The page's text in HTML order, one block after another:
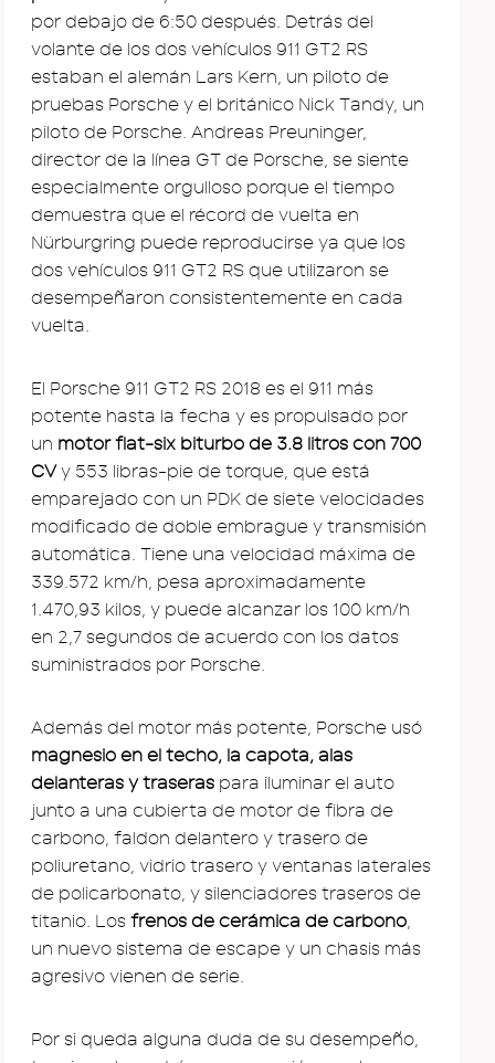
por debajo de 6:50 después. Detrás del
volante de los dos vehículos 911 GT2 RS
estaban el alemán Lars Kern, un piloto de
pruebas Porsche y el británico Nick Tandy, un
piloto de Porsche. Andreas Preuninger,
director de la línea GT de Porsche, se siente
especialmente orgulloso porque el tiempo
demuestra que el récord de vuelta en
Nürburgring puede reproducirse ya que los
dos vehículos 911 GT2 RS que utilizaron se
desempeñaron consistentemente en cada
vuelta.
El Porsche 911 GT2 RS 2018 es el 911 más
potente hasta la fecha y es propulsado por
un motor flat-six biturbo de 3.8 litros con 700
CVy 553 libras-pie de torque, que está
emparejado con un PDK de siete velocidades
modificado de doble embrague y transmisión
automática. Tiene una velocidad máxima de
339.572 km/h, pesa aproximadamente
1.470,93 kilos, y puede alcanzar los 100 km/h
en 2,7 segundos de acuerdo con los datos
suministrados por Porsche.
Además del motor más potente, Porsche usó
magnesio en el techo, la capota, alas
delanteras y traseras para iluminar el auto
junto a una cubierta de motor de fibra de
carbono, faldon delantero y trasero de
poliuretano, vidrio trasero y ventanas laterales
de policarbonato, y silenciadores traseros de
titanio. Los frenos de cerámica de carbono,
un nuevo sistema de escape y un chasis más
agresivo vienen de serie.
Por si queda alguna duda de su desempeño,